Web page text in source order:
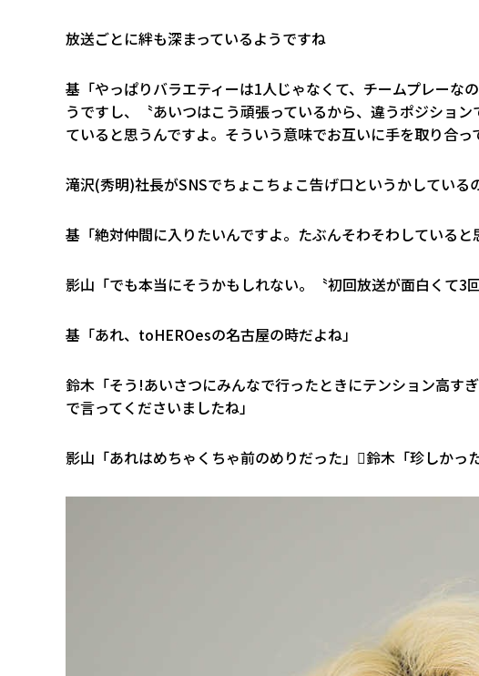
――放送ごとに絆も深まっているようですね
基「やっぱりバラエティーは1人じゃなくて、チームプレーな
うですし、〝あいつはこう頑張っているから、違うポジショ
ていると思うんですよ。そういう意味でお互いに手を取り合っ
――滝沢(秀明)社長がSNSでちょこちょこ告げ口というかしている
基「絶対仲間に入りたいんですよ。たぶんそわそわしていると
影山「でも本当にそうかもしれない。〝初回放送が面白くて3
基「あれ、toHEROesの名古屋の時だよね」
鈴木「そう!あいさつにみんなで行ったときにテンション高す
で言ってくださいましたね」
影山「あれはめちゃくちゃ前のめりだった」鈴木「珍しかっ